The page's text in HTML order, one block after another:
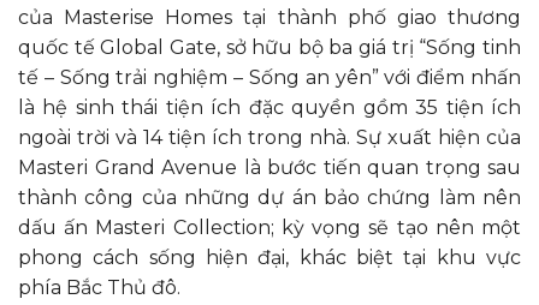
của Masterise Homes tại thành phố giao thương
quốc tế Global Gate, sở hữu bộ ba giá trị “Sống tinh
tế – Sống trải nghiệm – Sống an yên” với điểm nhấn
là hệ sinh thái tiện ích đặc quyền gồm 35 tiện ích
ngoài trời và 14 tiện ích trong nhà. Sự xuất hiện của
Masteri Grand Avenue là bước tiến quan trọng sau
thành công của những dự án bảo chứng làm nên
dấu ấn Masteri Collection; kỳ vọng sẽ tạo nên một
phong cách sống hiện đại, khác biệt tại khu vực
phía Bắc Thủ đô.